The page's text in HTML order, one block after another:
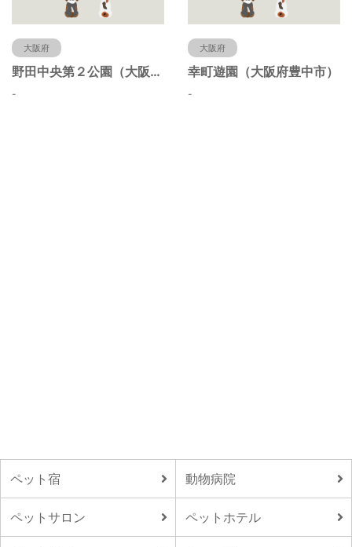
大阪府
野田中央第２公園（大阪府豊中市）
-
大阪府
幸町遊園（大阪府豊中市）
-
ペット宿 動物病院
ペットサロン ペットホテル